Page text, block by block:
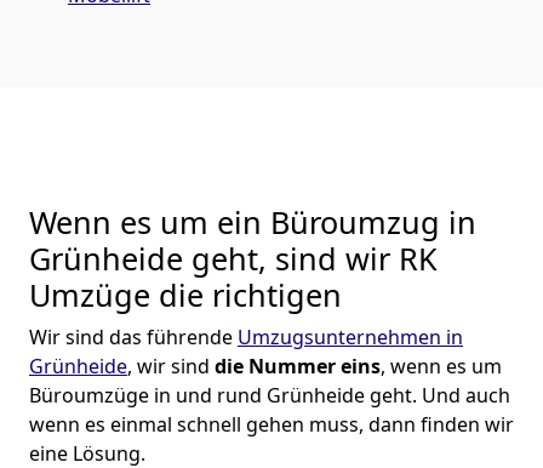
Wenn es um ein Büroumzug in
Grünheide geht, sind wir RK
Umzüge die richtigen
Wir sind das führende Umzugsunternehmen in
Grünheide, wir sind die Nummer eins, wenn es um
Büroumzüge in und rund Grünheide geht. Und auch
wenn es einmal schnell gehen muss, dann finden wir
eine Lösung.